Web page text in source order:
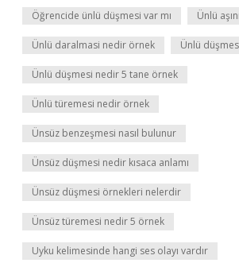
Öğrencide ünlü düşmesi var mı Ünlü
Ünlü daralmasi nedir örnek Ünlü
Ünlü düşmesi nedir 5 tane örnek
Ünlü türemesi nedir örnek
Ünsüz benzeşmesi nasıl bulunur
Ünsüz düşmesi nedir kısaca anlamı
Ünsüz düşmesi örnekleri nelerdir
Ünsüz türemesi nedir 5 örnek
Uyku kelimesinde hangi ses olayı vardır